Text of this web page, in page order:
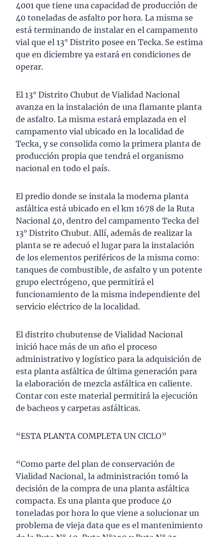
4001 que tiene una capacidad de producción de
40 toneladas de asfalto por hora. La misma se
está terminando de instalar en el campamento
vial que el 13° Distrito posee en Tecka. Se estima
que en diciembre ya estará en condiciones de
operar.
El 13° Distrito Chubut de Vialidad Nacional
avanza en la instalación de una flamante planta
de asfalto. La misma estará emplazada en el
campamento vial ubicado en la localidad de
Tecka, y se consolida como la primera planta de
producción propia que tendrá el organismo
nacional en todo el país.
El predio donde se instala la moderna planta
asfáltica está ubicado en el km 1678 de la Ruta
Nacional 40, dentro del campamento Tecka del
13° Distrito Chubut. Allí, además de realizar la
planta se re adecuó el lugar para la instalación
de los elementos periféricos de la misma como:
tanques de combustible, de asfalto y un potente
grupo electrógeno, que permitirá el
funcionamiento de la misma independiente del
servicio eléctrico de la localidad.
El distrito chubutense de Vialidad Nacional
inició hace más de un año el proceso
administrativo y logístico para la adquisición de
esta planta asfáltica de última generación para
la elaboración de mezcla asfáltica en caliente.
Contar con este material permitirá la ejecución
de bacheos y carpetas asfálticas.
“ESTA PLANTA COMPLETA UN CICLO”
“Como parte del plan de conservación de
Vialidad Nacional, la administración tomó la
decisión de la compra de una planta asfáltica
compacta. Es una planta que produce 40
toneladas por hora lo que viene a solucionar un
problema de vieja data que es el mantenimiento